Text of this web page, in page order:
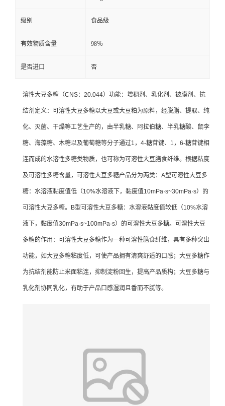
级别 食品级
有效物质含量 98％
是否进口 否
溶性大豆多糖（CNS：20.044）功能：增稠剂、乳化剂、被膜剂、抗
结剂定义：可溶性大豆多糖以大豆或大豆粕为原料，经脱脂、提取、纯
化、灭菌、干燥等工艺生产的，由半乳糖、阿拉伯糖、半乳糖酸、鼠李
糖、海藻糖、木糖以及葡萄糖等分子通过1，4-糖苷键、1，6-糖苷键相
连而成的水溶性多糖类物质，也可称为可溶性大豆膳食纤维。根据粘度
及可溶性多糖含量，可溶性大豆多糖产品分为两类：A型可溶性大豆多
糖：水溶液黏度值低（10%水溶液下，黏度值10mPa·s~30mPa·s）的
可溶性大豆多糖。B型可溶性大豆多糖：水溶液黏度值较低（10%水溶
液下，黏度值30mPa·s~100mPa·s）的可溶性大豆多糖。可溶性大豆
多糖的作用：可溶性大豆多糖作为一种可溶性膳食纤维，具有多种突出
功能，如大豆多糖粘度低，可使产品拥有清爽舒适的口感；大豆多糖作
为抗结剂能防止米面粘连，抑制淀粉回生，提高产品质构；大豆多糖与
乳化剂协同乳化，有助于产品口感湿润且香而不腻等。